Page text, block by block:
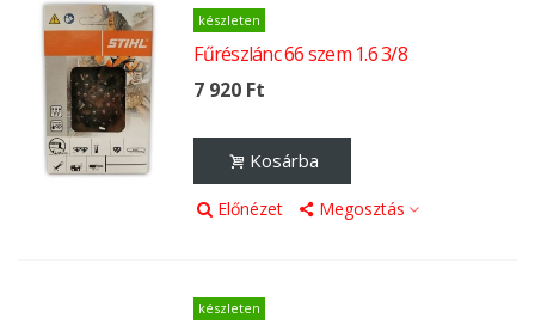
készleten
Fűrészlánc 66 szem 1.6 3/8
7 920 Ft
Kosárba
Előnézet Megosztás
készleten